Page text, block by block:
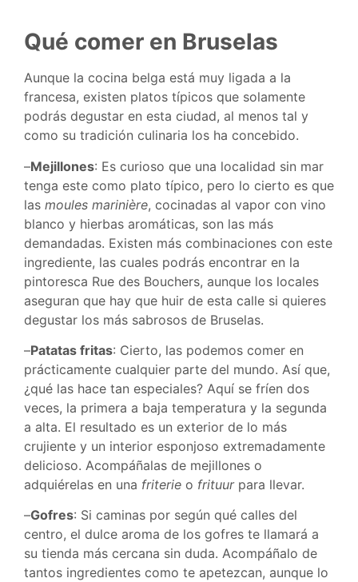
Qué comer en Bruselas
Aunque la cocina belga está muy ligada a la
francesa, existen platos típicos que solamente
podrás degustar en esta ciudad, al menos tal y
como su tradición culinaria los ha concebido.
–Mejillones: Es curioso que una localidad sin mar
tenga este como plato típico, pero lo cierto es que
las moules marinière, cocinadas al vapor con vino
blanco y hierbas aromáticas, son las más
demandadas. Existen más combinaciones con este
ingrediente, las cuales podrás encontrar en la
pintoresca Rue des Bouchers, aunque los locales
aseguran que hay que huir de esta calle si quieres
degustar los más sabrosos de Bruselas.
–Patatas fritas: Cierto, las podemos comer en
prácticamente cualquier parte del mundo. Así que,
¿qué las hace tan especiales? Aquí se fríen dos
veces, la primera a baja temperatura y la segunda
a alta. El resultado es un exterior de lo más
crujiente y un interior esponjoso extremadamente
delicioso. Acompáñalas de mejillones o
adquiérelas en una friterie o frituurpara llevar.
–Gofres: Si caminas por según qué calles del
centro, el dulce aroma de los gofres te llamará a
su tienda más cercana sin duda. Acompáñalo de
tantos ingredientes como te apetezcan, aunque lo